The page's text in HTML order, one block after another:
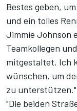
Bestes geben,
und ein tolles
Jimmie Johnson
Teamkollegen
mitgestaltet. Ich
wünschen, um
zu unterstützen."
"Die beiden